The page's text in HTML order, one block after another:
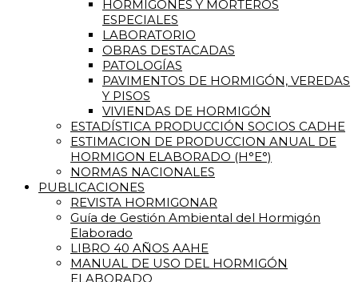
HORMIGONES Y MORTEROS
ESPECIALES
LABORATORIO
OBRAS DESTACADAS
PATOLOGÍAS
PAVIMENTOS DE HORMIGÓN, VEREDAS
Y PISOS
VIVIENDAS DE HORMIGÓN
ESTADÍSTICA PRODUCCIÓN SOCIOS CADHE
ESTIMACION DE PRODUCCION ANUAL DE
HORMIGON ELABORADO (H°E°)
NORMAS NACIONALES
PUBLICACIONES
REVISTA HORMIGONAR
Guía de Gestión Ambiental del Hormigón
Elaborado
LIBRO 40 AÑOS AAHE
MANUAL DE USO DEL HORMIGÓN
ELABORADO